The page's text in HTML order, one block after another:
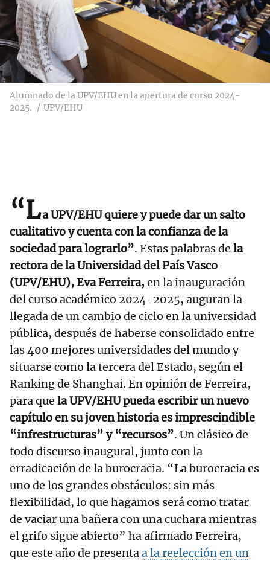
Alumnado de la UPV/EHU en la apertura de curso 2024-
2025.
UPV/EHU
“La UPV/EHU quiere y puede dar un salto
cualitativo y cuenta con la confianza de la
sociedad para lograrlo”. Estas palabras de la
rectora de la Universidad del País Vasco
(UPV/EHU), Eva Ferreira,en la inauguración
del curso académico 2024-2025, auguran la
llegada de un cambio de ciclo en la universidad
pública, después de haberse consolidado entre
las 400 mejores universidades del mundo y
situarse como la tercera del Estado, según el
Ranking de Shanghai. En opinión de Ferreira,
para que la UPV/EHU pueda escribir un nuevo
capítulo en su joven historia es imprescindible
“infrestructuras” y “recursos”. Un clásico de
todo discurso inaugural, junto con la
erradicación de la burocracia. “La burocracia es
uno de los grandes obstáculos: sin más
flexibilidad, lo que hagamos será como tratar
de vaciar una bañera con una cuchara mientras
el grifo sigue abierto” ha afirmado Ferreira,
que este año de presentaa la reelección en un